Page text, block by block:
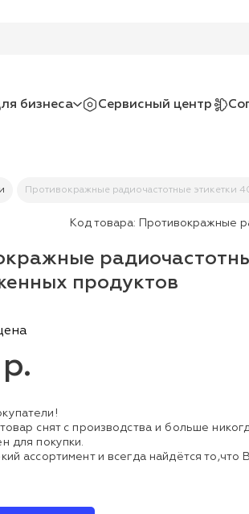
бизнеса Сервисный центр
Противокражные радиочастотные этикетки
Код товара: Противокражные
продуктов
снят с производства и больше
для покупки.
ассортимент и всегда найдётся то,что